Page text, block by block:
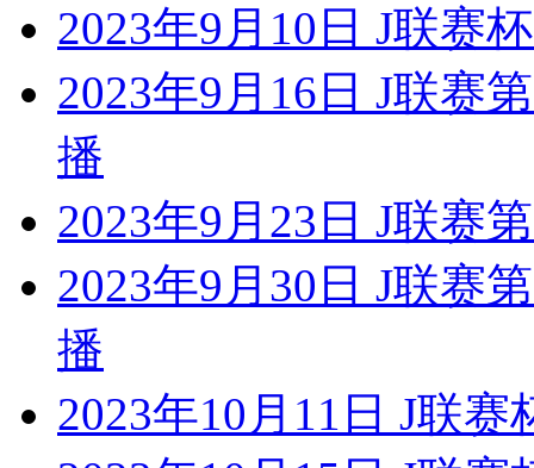
2023年9月10日 J联赛
2023年9月16日 J联赛
播
2023年9月23日 J联赛
2023年9月30日 J联赛
播
2023年10月11日 J联